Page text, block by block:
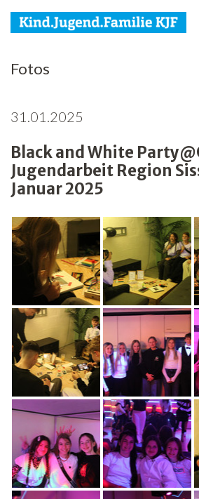
KJF
Jugend
Familie
Media
Agenda
Netzwerk
Spenden
Jobs
Freiwilligenarbeit
News
Newsletter
Fotos
31.01.2025
Black and White
Jugendarbeit Region
Januar 2025